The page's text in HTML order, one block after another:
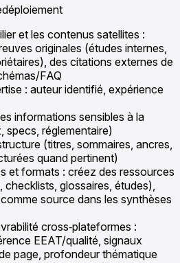
et les contenus satellites :
originales (études internes,
des citations externes de
FAQ
: auteur identifié, expérience
informations sensibles à la
specs, réglementaire)
(titres, sommaires, ancres,
quand pertinent)
et formats : créez des ressources
checklists, glossaires, études),
source dans les synthèses
cross‑plateformes :
EEAT/qualité, signaux
page, profondeur thématique